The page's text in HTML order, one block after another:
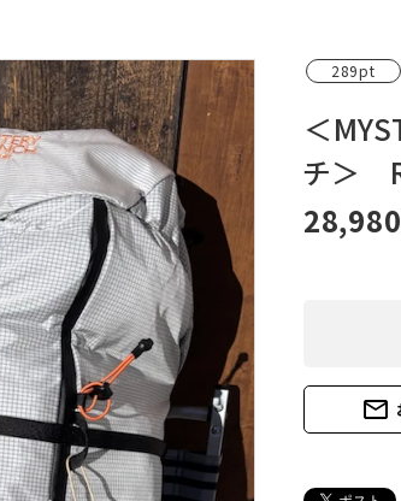
UNISEX
XXSXSSMLXL
本気の登山用品
春・夏に向けたアウトドアグ
ッズ
冬期・雪山に向けたウェア・
ギア
テント泊山行に向けたギ
ア！
沢登りに向けたウェア・ギ
ア！
トレイルラン向けウェア・ギ
ア！
キャンプに向けたギア！
リ
289pt
＜
チ＞
mail_outline